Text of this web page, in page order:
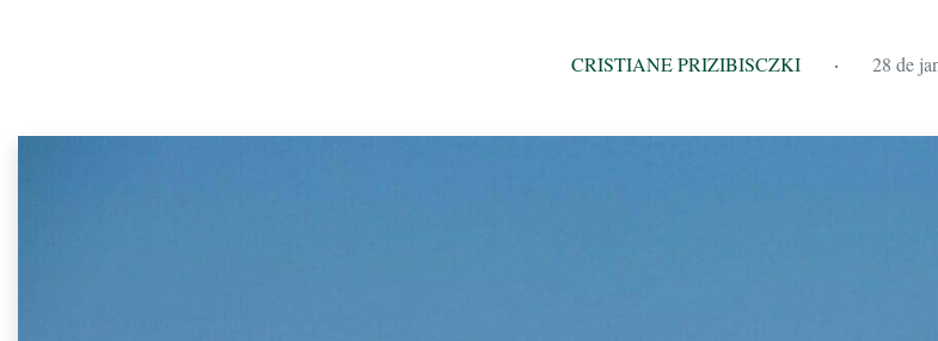
CRISTIANE PRIZIBISCZKI · 28 de